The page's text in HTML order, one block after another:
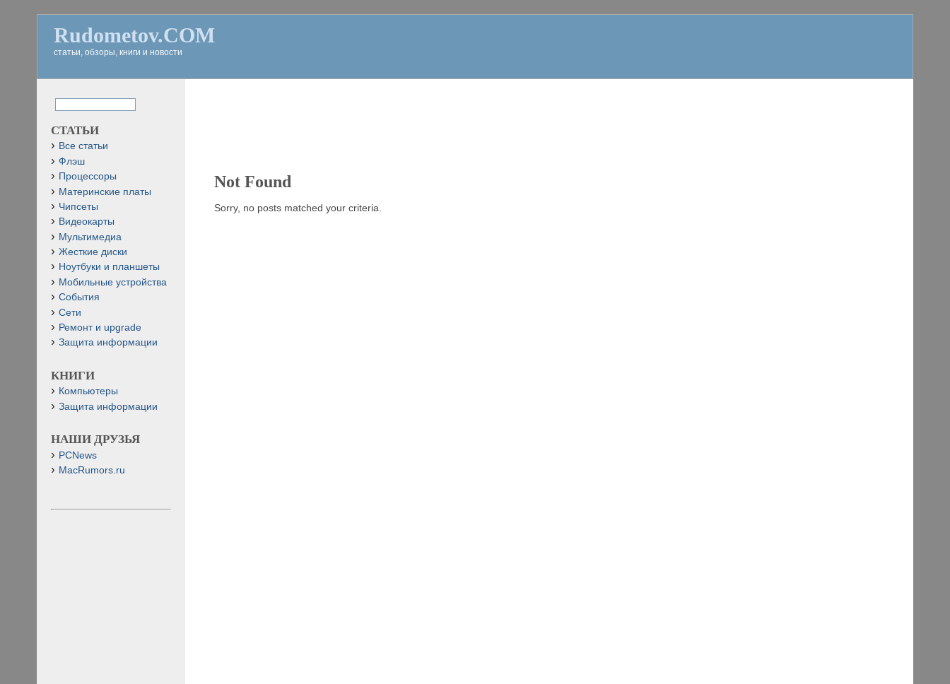
Rudometov.COM
статьи, обзоры, книги и новости
Not Found
Sorry, no posts matched your criteria.
СТАТЬИ
Все статьи
Флэш
Процессоры
Материнские платы
Чипсеты
Видеокарты
Мультимедиа
Жесткие диски
Ноутбуки и планшеты
Мобильные устройства
События
Сети
Ремонт и upgrade
Защита информации
КНИГИ
Компьютеры
Защита информации
НАШИ ДРУЗЬЯ
PCNews
MacRumors.ru